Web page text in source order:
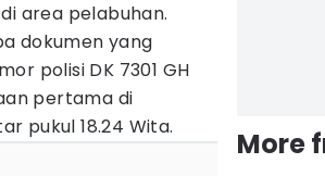
area pelabuhan.
dokumen yang
polisi DK 7301 GH
pertama di
pukul 18.24 Wita.
More